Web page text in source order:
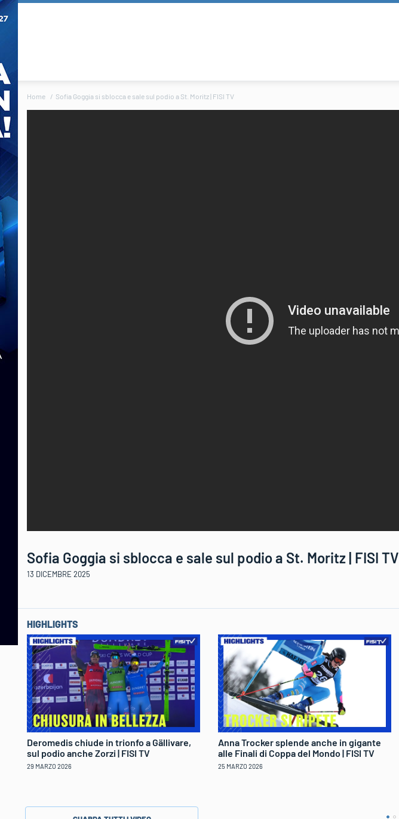
Home Sofia Goggia si sblocca e sale sul podio a St. Moritz | FISI TV
Sofia Goggia si sblocca e sale sul podio a St. Moritz | FISI TV
13 DICEMBRE 2025
HIGHLIGHTS
Deromedis chiude in trionfo a Gällivare,
sul podio anche Zorzi | FISI TV
29 MARZO 2026
Anna Trocker splende anche in gigante
alle Finali di Coppa del Mondo | FISI TV
25 MARZO 2026